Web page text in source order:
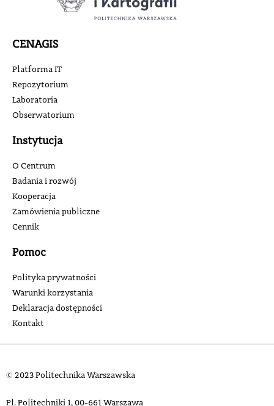
CENAGIS
Platforma IT
Repozytorium
Laboratoria
Obserwatorium
Instytucja
O Centrum
Badania i rozwój
Kooperacja
Zamówienia publiczne
Cennik
Pomoc
Polityka prywatności
Warunki korzystania
Deklaracja dostępności
Kontakt
© 2023 Politechnika Warszawska
Pl. Politechniki 1, 00-661 Warszawa